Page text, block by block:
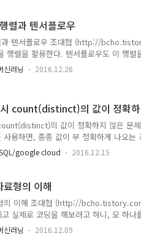
예제는 텐서플로우 MNIST 튜토리얼
tutorials/mnist/beginners/)
렬과 텐서플로우
과 텐서플로우 조대협 (http://
행렬을 활용한다. 텐서플로우도 이 행렬
라는 개념으로 표현하는데, 행렬에
기 좋다. 그래서 이 글에서는 간략하게 행
세로의 줄수, 열은 가로줄 수 를 나타낸
곱셈은 앞의 행렬에서 행과, 뒤의 행렬
을 보면 쉽게 이해가 될것이다. 이..
신러닝 2016.12.26
count(distinct)의 값이 정확하
의 값이 정확하지 않은
용하면, 종종 값이 부 정확하게 나오는
, 아래 count(distinct id)를 쓴 쿼리는
select count(distinct id)where
우 확인해보니, ..
google cloud 2016.12.15
형의 이해
의 이해 조대협 (http://
실제로 코딩을 해보려고 하니, 모 하나
괜찮겠지 했는데, (사실 파이썬도 다 까먹
배가 되어 있다.당연히 텐서플로우 프레임
신러닝 2016.12.09